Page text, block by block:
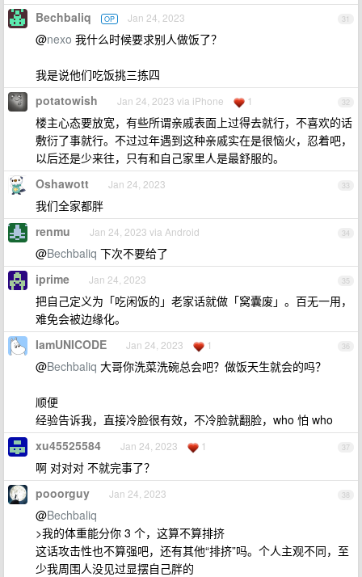
31
Bechbaliq OP Jan 24, 2023
@nexo 我什么时候要求别人做饭了？
我是说他们吃饭挑三拣四
32
potatowish Jan 24, 2023 via iPhone 1
楼主心态要放宽，有些所谓亲戚表面上过得去就行，不喜欢的话
敷衍了事就行。不过过年遇到这种亲戚实在是很恼火，忍着吧，
以后还是少来往，只有和自己家里人是最舒服的。
33
Oshawott Jan 24, 2023
我们全家都胖
34
renmu Jan 24, 2023 via Android
@Bechbaliq 下次不要给了
35
iprime Jan 24, 2023
把自己定义为「吃闲饭的」老家话就做「窝囊废」。百无一用，
难免会被边缘化。
36
IamUNICODE Jan 24, 2023 1
@Bechbaliq 大哥你洗菜洗碗总会吧？做饭天生就会的吗？
顺便
经验告诉我，直接冷脸很有效，不冷脸就翻脸，who 怕 who
37
xu45525584 Jan 24, 2023 1
啊 对对对 不就完事了？
38
pooorguy Jan 24, 2023
@Bechbaliq
>我的体重能分你 3 个，这算不算排挤
这话攻击性也不算强吧，还有其他“排挤”吗。个人主观不同，至
少我周围人没见过显摆自己胖的